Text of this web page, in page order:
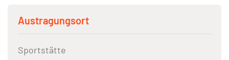
Austragungsort
Sportstätte